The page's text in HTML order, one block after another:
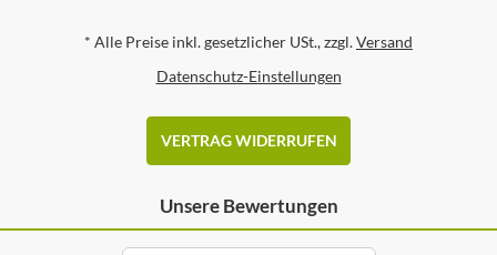
* Alle Preise inkl. gesetzlicher USt., zzgl.Versand
Datenschutz-Einstellungen
VERTRAG WIDERRUFEN
Unsere Bewertungen